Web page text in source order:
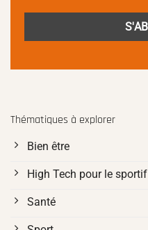
Thématiques à explorer
Bien être
High Tech pour le sportif
Santé